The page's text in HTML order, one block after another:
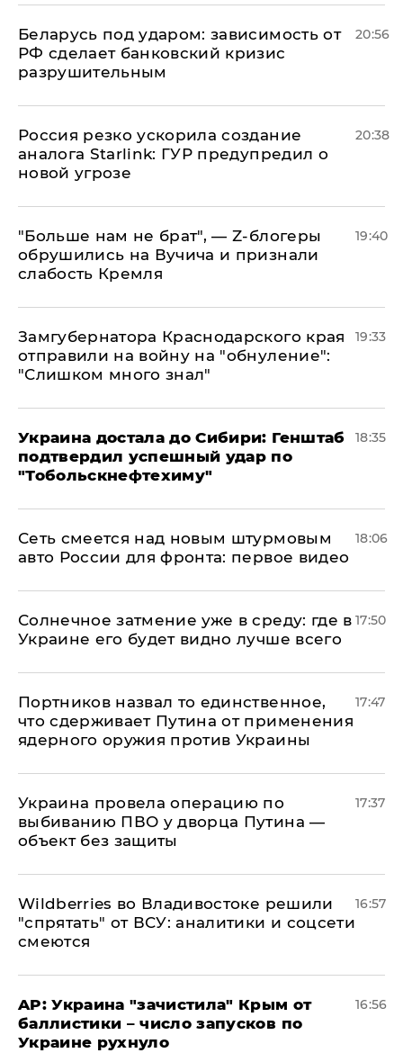
Беларусь под ударом: зависимость от
РФ сделает банковский кризис
разрушительным
20:56
​Россия резко ускорила создание
аналога Starlink: ГУР предупредил о
новой угрозе
20:38
​"Больше нам не брат", — Z-блогеры
обрушились на Вучича и признали
слабость Кремля
19:40
Замгубернатора Краснодарского края
отправили на войну на "обнуление":
"Слишком много знал"
19:33
Украина достала до Сибири: Генштаб
подтвердил успешный удар по
"Тобольскнефтехиму"
18:35
Сеть смеется над новым штурмовым
авто России для фронта: первое видео
18:06
​Солнечное затмение уже в среду: где в
Украине его будет видно лучше всего
17:50
Портников назвал то единственное,
что сдерживает Путина от применения
ядерного оружия против Украины
17:47
Украина провела операцию по
выбиванию ПВО у дворца Путина —
объект без защиты
17:37
Wildberries во Владивостоке решили
"спрятать" от ВСУ: аналитики и соцсети
смеются
16:57
AP: Украина "зачистила" Крым от
баллистики – число запусков по
Украине рухнуло
16:56